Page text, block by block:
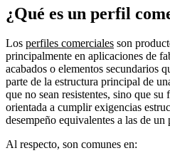
¿Qué es un perfil
Los perfiles comerciales son
principalmente en aplicaciones de
acabados o elementos secundarios
parte de la estructura principal de
que no sean resistentes, sino que
orientada a cumplir exigencias
desempeño equivalentes a las de
Al respecto, son comunes en: